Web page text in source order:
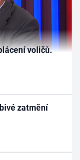
voličů.
zatmění